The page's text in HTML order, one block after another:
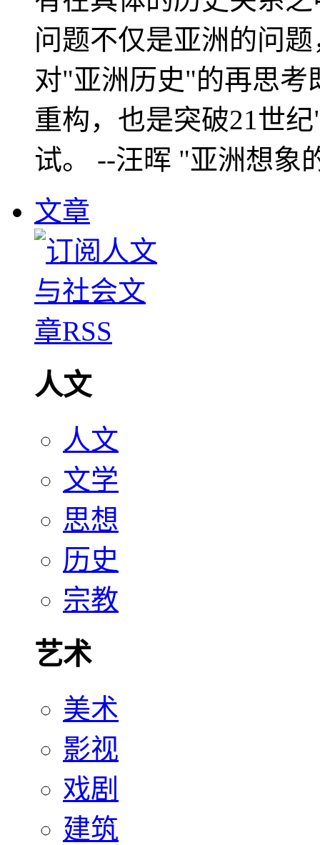
问题不仅是亚洲的问
对"亚洲历史"的再思考
重构，也是突破21世
试。 --汪晖 "亚洲想象
文章
人文
人文
文学
思想
历史
宗教
艺术
美术
影视
戏剧
建筑